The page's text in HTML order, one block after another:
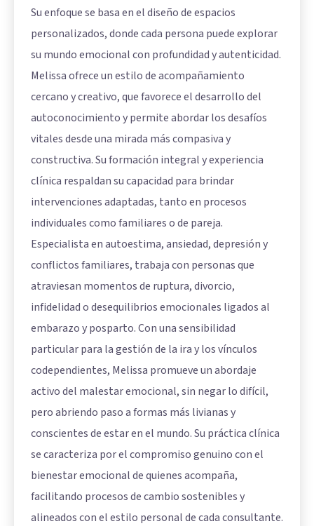
Su enfoque se basa en el diseño de espacios
personalizados, donde cada persona puede explorar
su mundo emocional con profundidad y autenticidad.
Melissa ofrece un estilo de acompañamiento
cercano y creativo, que favorece el desarrollo del
autoconocimiento y permite abordar los desafíos
vitales desde una mirada más compasiva y
constructiva. Su formación integral y experiencia
clínica respaldan su capacidad para brindar
intervenciones adaptadas, tanto en procesos
individuales como familiares o de pareja.
Especialista en autoestima, ansiedad, depresión y
conflictos familiares, trabaja con personas que
atraviesan momentos de ruptura, divorcio,
infidelidad o desequilibrios emocionales ligados al
embarazo y posparto. Con una sensibilidad
particular para la gestión de la ira y los vínculos
codependientes, Melissa promueve un abordaje
activo del malestar emocional, sin negar lo difícil,
pero abriendo paso a formas más livianas y
conscientes de estar en el mundo. Su práctica clínica
se caracteriza por el compromiso genuino con el
bienestar emocional de quienes acompaña,
facilitando procesos de cambio sostenibles y
alineados con el estilo personal de cada consultante.